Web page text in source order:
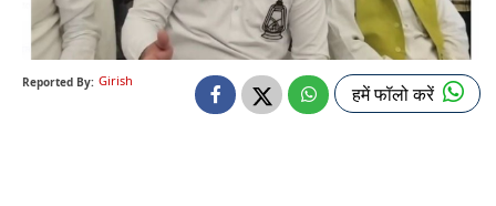
Reported By: Girish
हमें फॉलो करें